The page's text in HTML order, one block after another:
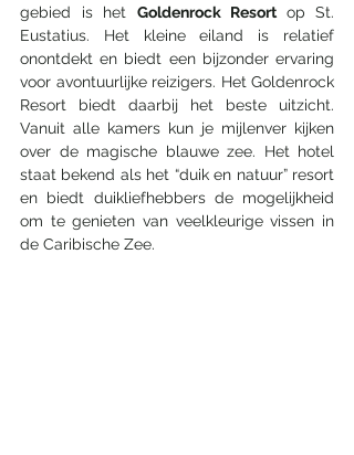
gebied is het Goldenrock Resort op St.
Eustatius. Het kleine eiland is relatief
onontdekt en biedt een bijzonder ervaring
voor avontuurlijke reizigers. Het Goldenrock
Resort biedt daarbij het beste uitzicht.
Vanuit alle kamers kun je mijlenver kijken
over de magische blauwe zee. Het hotel
staat bekend als het “duik en natuur” resort
en biedt duikliefhebbers de mogelijkheid
om te genieten van veelkleurige vissen in
de Caribische Zee.